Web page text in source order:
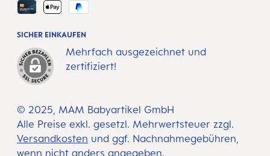
© 2025, MAM Babyartikel GmbH
Alle Preise exkl. gesetzl. Mehrwertsteuer zzgl.
Versandkosten und ggf. Nachnahmegebühren,
wenn nicht anders angegeben.
SICHER EINKAUFEN
Mehrfach ausgezeichnet und
zertifiziert!